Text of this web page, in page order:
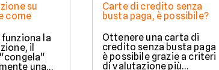
su
come
la
il
una
Carte di credito senza
busta paga, è possibile?
Ottenere una carta di
credito senza busta paga
è possibile grazie a criteri
di valutazione più